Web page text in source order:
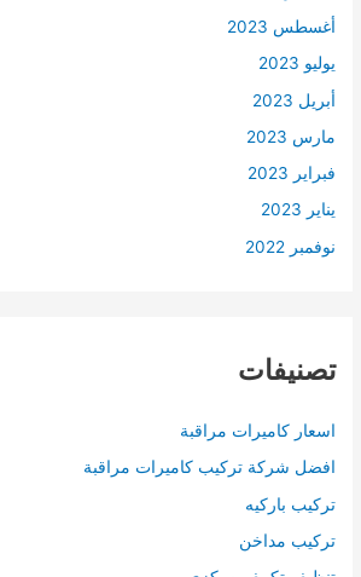
أغسطس 2023
يوليو 2023
أبريل 2023
مارس 2023
فبراير 2023
يناير 2023
نوفمبر 2022
تصنيفات
اسعار كاميرات مراقبة
افضل شركة تركيب كاميرات مراقبة
تركيب باركيه
تركيب مداخن